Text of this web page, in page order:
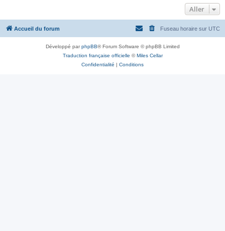
Aller
Accueil du forum Fuseau horaire sur UTC
Développé parphpBB® Forum Software © phpBB Limited
Traduction française officielle ©Miles Cellar
Confidentialité | Conditions